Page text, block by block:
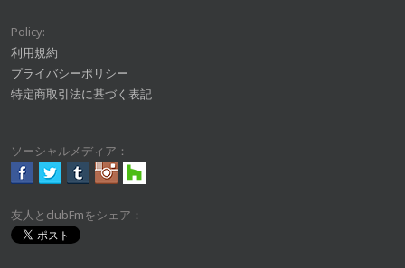
Policy:
利用規約
プライバシーポリシー
特定商取引法に基づく表記
ソーシャルメディア：
友人とclubFmをシェア：